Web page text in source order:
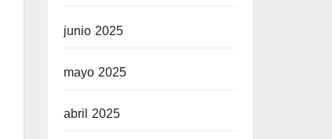
junio 2025
mayo 2025
abril 2025